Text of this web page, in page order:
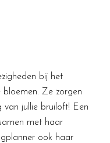
bij het
bloemen. Ze zorgen
van jullie bruiloft! Een
met haar
ook haar